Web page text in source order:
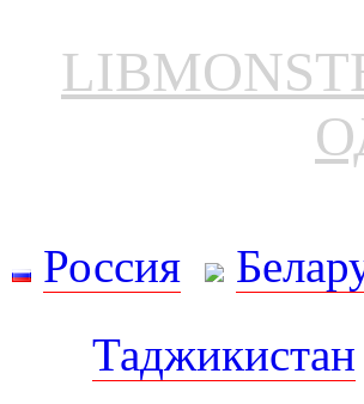
Россия
Таджикистан